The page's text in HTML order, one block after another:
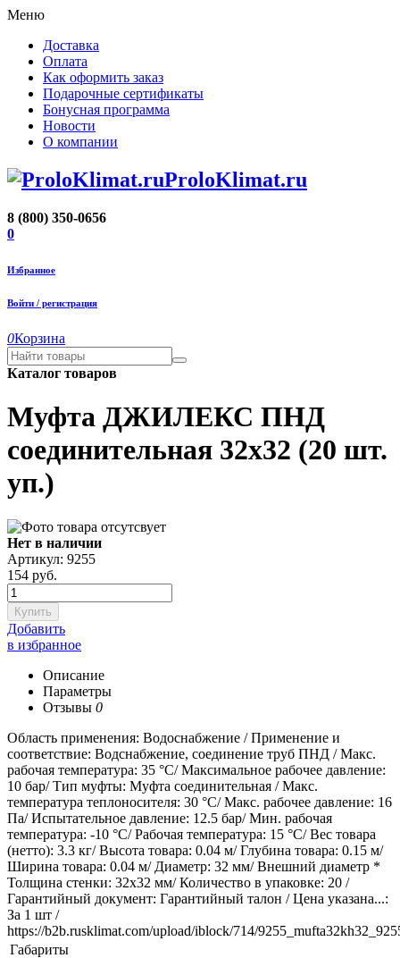
Меню
Доставка
Оплата
Как оформить заказ
Подарочные сертификаты
Бонусная программа
Новости
О компании
ProloKlimat.ru
8 (800) 350-0656
0
Избранное
Войти / регистрация
0Корзина
Каталог товаров
Муфта ДЖИЛЕКС ПНД
соединительная 32x32 (20 шт.
уп.)
Нет в наличии
Артикул: 9255
154 руб.
Купить
Добавить
в избранное
Описание
Параметры
Отзывы 0
Область применения: Водоснабжение / Применение и
соответствие: Водснабжение, соединение труб ПНД / Макс.
рабочая температура: 35 °С/ Максимальное рабочее давление:
10 бар/ Тип муфты: Муфта соединительная / Макс.
температура теплоносителя: 30 °С/ Макс. рабочее давление: 16
Па/ Испытательное давление: 12.5 бар/ Мин. рабочая
температура: -10 °С/ Рабочая температура: 15 °С/ Вес товара
(нетто): 3.3 кг/ Высота товара: 0.04 м/ Глубина товара: 0.15 м/
Ширина товара: 0.04 м/ Диаметр: 32 мм/ Внешний диаметр *
Толщина стенки: 32x32 мм/ Количество в упаковке: 20 /
Гарантийный документ: Гарантийный талон / Цена указана...:
За 1 шт /
https://b2b.rusklimat.com/upload/iblock/714/
Габариты